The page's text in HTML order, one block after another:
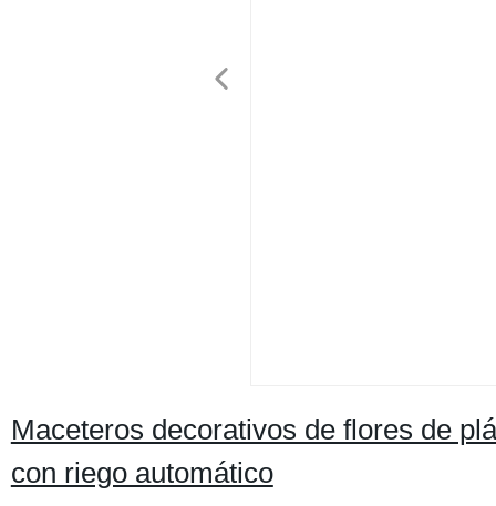
Maceteros decorativos de flores de
con riego automático